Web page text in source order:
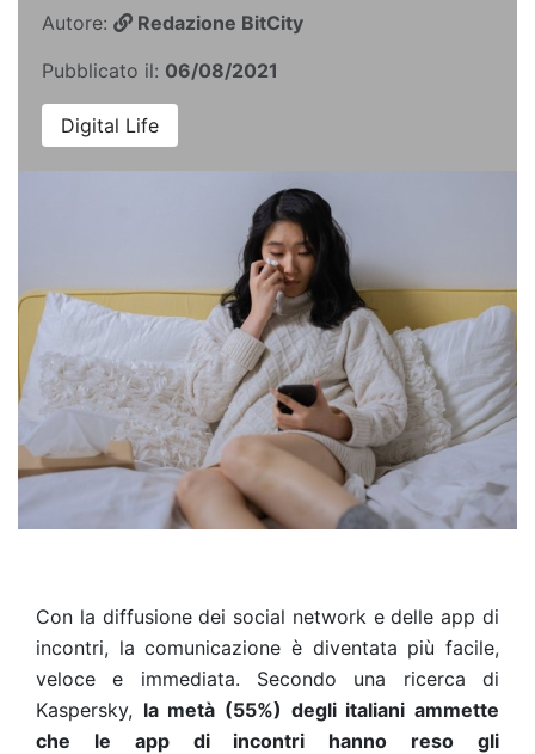
Autore:
Redazione BitCity
Pubblicato il: 06/08/2021
Digital Life
Con la diffusione dei social network e delle app di
incontri, la comunicazione è diventata più facile,
veloce e immediata. Secondo una ricerca di
Kaspersky, la metà (55%) degli italiani ammette
che le app di incontri hanno reso gli